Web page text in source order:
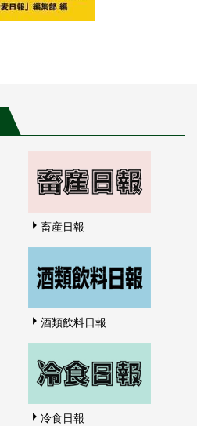
畜産日報
酒類飲料日報
冷食日報